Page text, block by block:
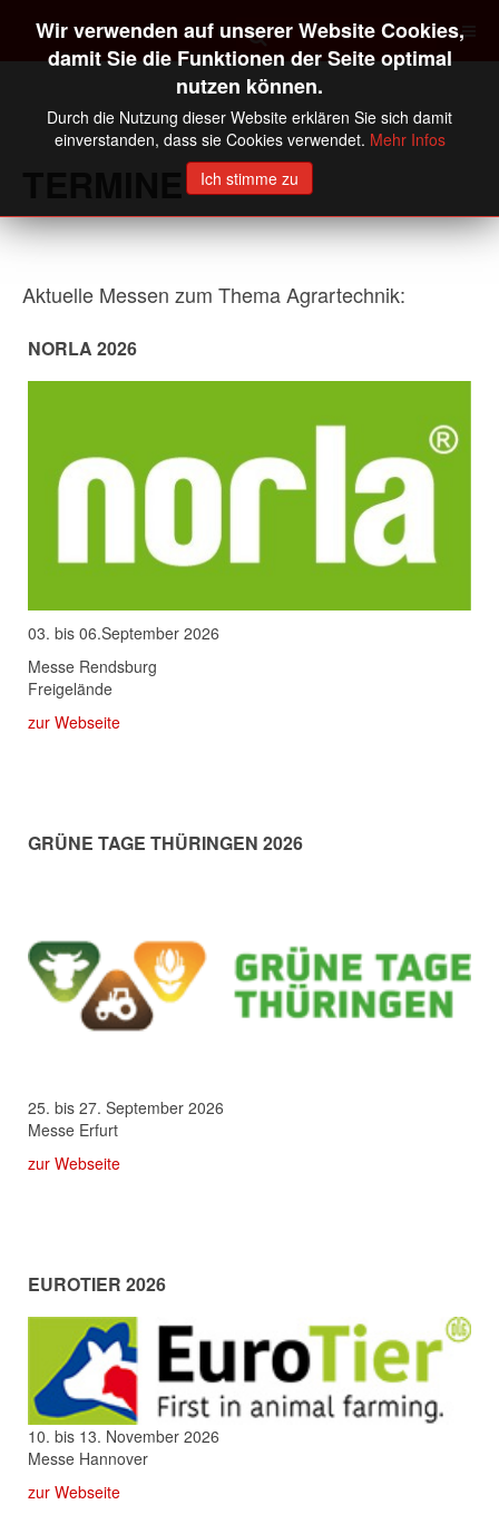
Wir verwenden auf unserer Website Cookies,
damit Sie die Funktionen der Seite optimal
nutzen können.
Durch die Nutzung dieser Website erklären Sie sich damit
einverstanden, dass sie Cookies verwendet. Mehr Infos
Ich stimme zu
Aktuelle Messen zum Thema Agrartechnik:
NORLA 2026
03. bis 06.September 2026
Messe Rendsburg
Freigelände
zur Webseite
GRÜNE TAGE THÜRINGEN 2026
25. bis 27. September 2026
Messe Erfurt
zur Webseite
EUROTIER 2026
10. bis 13. November 2026
Messe Hannover
zur Webseite